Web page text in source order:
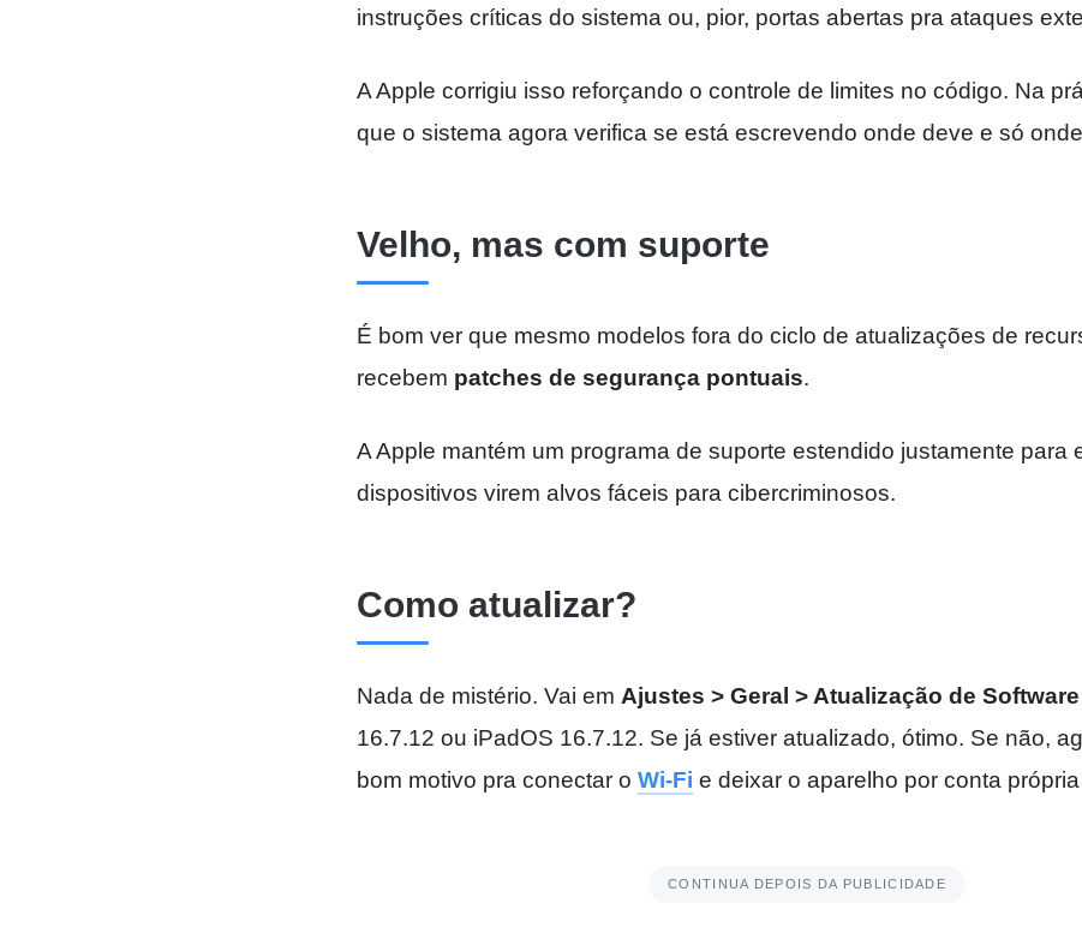
instruções críticas do sistema ou, pior, portas abertas pra ataques
A Apple corrigiu isso reforçando o controle de limites no código. Na
que o sistema agora verifica se está escrevendo onde deve e só
Velho, mas com suporte
É bom ver que mesmo modelos fora do ciclo de atualizações de
recebem patches de segurança pontuais.
A Apple mantém um programa de suporte estendido justamente para
dispositivos virem alvos fáceis para cibercriminosos.
Como atualizar?
Nada de mistério. Vai em Ajustes > Geral > Atualização de Software
16.7.12 ou iPadOS 16.7.12. Se já estiver atualizado, ótimo. Se não,
bom motivo pra conectar o Wi-Fi e deixar o aparelho por conta
CONTINUA DEPOIS DA PUBLICIDADE